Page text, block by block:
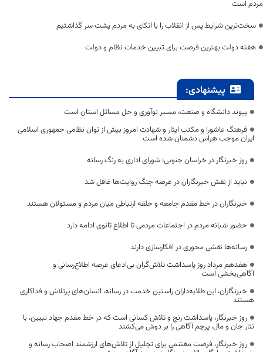
مردم است
سخت‌ترین شرایط پس از انقلاب را با اتکای به مردم پشت سر گذاشتیم
هفته دولت بهترین فرصت برای تبیین خدمات نظام و دولت
پیشنهادی:
پیوند دانشگاه و صنعت، مسیر نوآوری و حل مسائل استان است
فرهنگ عاشورا و مکتب ایثار و شهادت امروز بیش از توان نظامی جمهوری اسلامی
ایران موجب هراس دشمنان شده است
روز خبرنگار در خراسان جنوبی؛ شورای اداری به رنگ رسانه
نباید از نقش خبرنگاران در عرصه جنگ روایت‌ها غافل شد
خبرنگاران در خط مقدم جامعه و حلقه ارتباطی میان مردم و مسئولان هستند
حضور شبانه مردم در اجتماعات مردمی تا اطلاع ثانوی ادامه دارد
رسانه‌ها نقشی محوری در افکارسازی دارند
هفدهم مرداد روز پاسداشت تلاش‌گران بی‌ادعای عرصه اطلاع‌رسانی و
آگاهی‌بخشی است
خبرنگاران، این طلایه‌داران راستین خدمت در رسانه، انسان‌های پرتلاش و فداکاری
هستند
روز خبرنگار، پاسداشت رنج و تلاش کسانی است که در خط مقدم جهاد تبیین، با
نثار جان و مال، پرچم آگاهی را بر دوش می‌کشند
روز خبرنگار، فرصت مغتنمی برای تجلیل از تلاش‌های ارزشمند اصحاب رسانه و